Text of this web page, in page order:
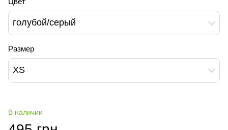
голубой/серый
Размер
XS
В наличии